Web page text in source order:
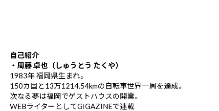
自己紹介
・周藤 卓也（しゅうとう たくや）
1983年 福岡県生まれ。
150カ国と13万1214.54kmの自転車世界一周を達成。
次なる夢は福岡でゲストハウスの開業。
WEBライターとしてGIGAZINEで連載